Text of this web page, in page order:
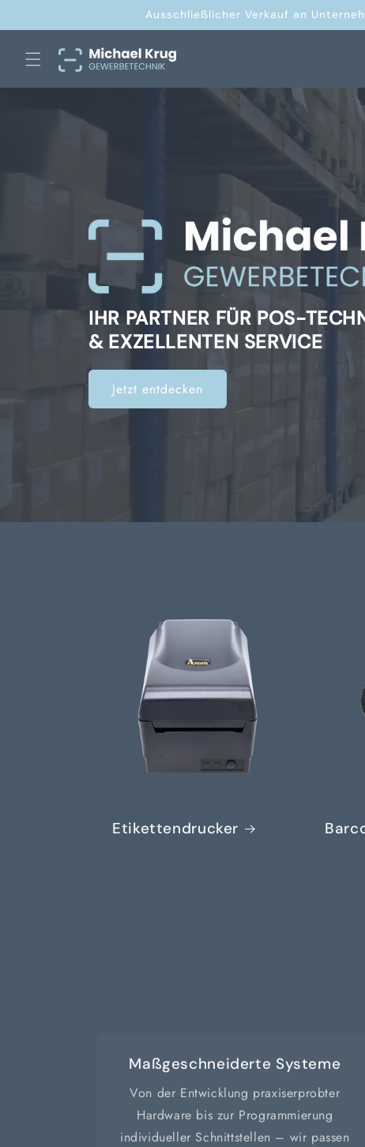
Inhalt
Ausschließlicher Verkauf an
IHR PARTNER FÜR POS-
& EXZELLENTEN SERVICE
Jetzt entdecken
Etikettendrucker
Maßgeschneiderte Systeme
Von der Entwicklung praxiserprobter
Hardware bis zur Programmierung
individueller Schnittstellen – wir passen